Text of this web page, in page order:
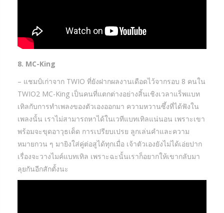
8. MC-King
– แชมป์เก่าจาก TWIO ที่ยังฝากผลงานเดือดไว้จากรอบ 8 คนใน
TWIO2 MC-King เป็นคนที่แตกต่างอย่างสิ้นเชิงเวลาแร็พแบท
เทิลกับการทำเพลงของตัวเองออกมา ความหวานซึ้งที่ได้ฟังใน
เพลงนั้น เราไม่สามารถหาได้ในเวทีแบทเทิลแน่นอน เพราะเขา
พร้อมจะขุดอาวุธเด็ด การเปรียบเปรย ลูกเล่นคำและความ
หมายกวน ๆ มายิงใส่คู่ต่อสูได้ทุกเมื่อ เจ้าตัวเองยังไม่ได้เอ่ยปาก
เรื่องจะวางไมค์แบทเทิล เพราะฉะนั้นเราก็อยากให้เขากลับมา
ลุยกันอีกสักตั้งนะ